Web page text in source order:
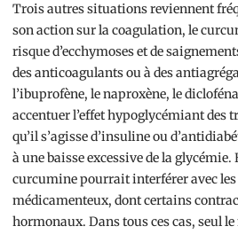
Trois autres situations reviennent
son action sur la coagulation, le
risque d’ecchymoses et de
des anticoagulants ou à des
l’ibuprofène, le naproxène, le
accentuer l’effet hypoglycémiant des
qu’il s’agisse d’insuline ou
à une baisse excessive de la
curcumine pourrait interférer avec
médicamenteux, dont certains
hormonaux. Dans tous ces cas, seul